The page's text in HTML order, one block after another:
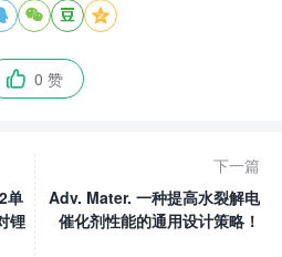
  
 0 赞
单
锂
下一篇
Adv. Mater. 一种提高水裂解电
催化剂性能的通用设计策略！